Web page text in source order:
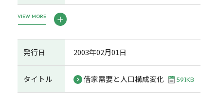
VIEW MORE
発行日 2003年02月01日
タイトル 借家需要と人口構成変化 59.1KB